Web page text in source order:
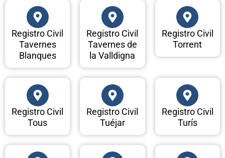
Registro Civil
Tavernes
Blanques
Registro Civil
Tavernes de
la Valldigna
Registro Civil
Torrent
Registro Civil
Tous
Registro Civil
Tuéjar
Registro Civil
Turís